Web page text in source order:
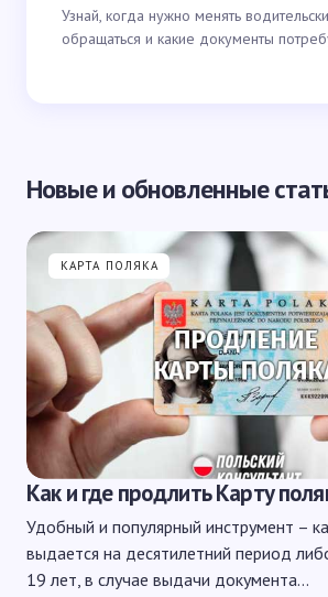
Узнай, когда нужно менять
обращаться и какие документы
Новые и обновленные
КАРТА ПОЛЯКА
Как и где продлить Карту
Удобный и популярный инструмент –
выдается на десятилетний период
19 лет, в случае выдачи документа…